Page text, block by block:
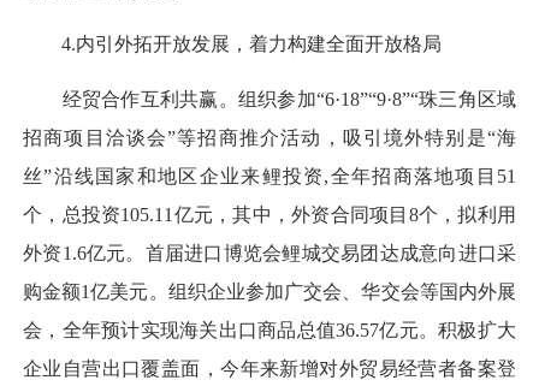
4.内引外拓开放发展，着力构建全面开放格局
经贸合作互利共赢。组织参加“6·18”“9·8”“珠三角区域
招商项目洽谈会”等招商推介活动，吸引境外特别是“海
丝”沿线国家和地区企业来鲤投资,全年招商落地项目51
个，总投资105.11亿元，其中，外资合同项目8个，拟利用
外资1.6亿元。首届进口博览会鲤城交易团达成意向进口采
购金额1亿美元。组织企业参加广交会、华交会等国内外展
会，全年预计实现海关出口商品总值36.57亿元。积极扩大
企业自营出口覆盖面，今年来新增对外贸易经营者备案登